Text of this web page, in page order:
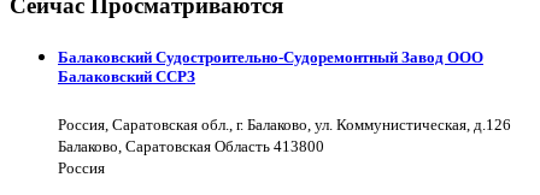
Балаковский Судостроительно-Судоремонтный Завод ООО
Балаковский ССРЗ
Россия, Саратовская обл., г. Балаково, ул. Коммунистическая, д.126
Балаково, Саратовская Область 413800
Россия